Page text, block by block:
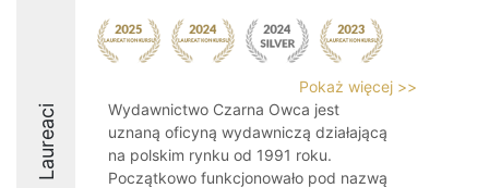
Laureaci
Pokaż więcej >>
Wydawnictwo Czarna Owca jest
uznaną oficyną wydawniczą działającą
na polskim rynku od 1991 roku.
Początkowo funkcjonowało pod nazwą